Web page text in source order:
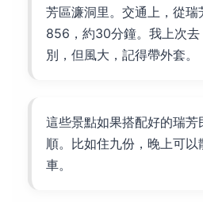
芳區濂洞里。交通上，從瑞
856，約30分鐘。我上次
別，但風大，記得帶外套。
這些景點如果搭配好的瑞芳
順。比如住九份，晚上可
車。